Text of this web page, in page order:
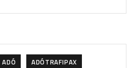
ADÓ
ADÓTRAFIPAX